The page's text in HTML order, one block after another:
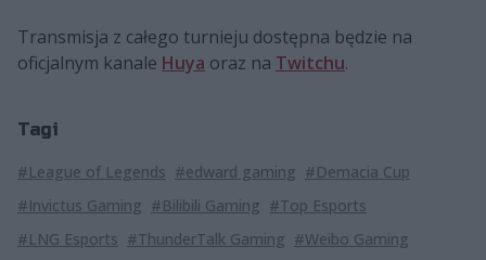
Transmisja z całego turnieju dostępna będzie na
oficjalnym kanale Huya oraz na Twitchu.
Tagi
#League of Legends #edward gaming #Demacia Cup
#Invictus Gaming #Bilibili Gaming #Top Esports
#LNG Esports #ThunderTalk Gaming #Weibo Gaming